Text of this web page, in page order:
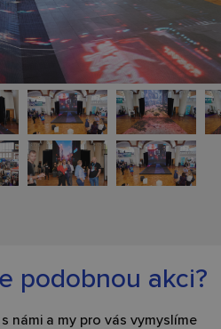
podobnou akci?
námi a my pro vás vymyslíme